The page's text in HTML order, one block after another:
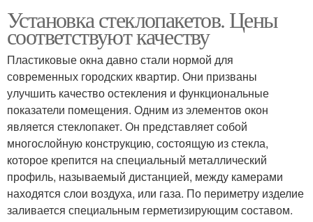
Установка стеклопакетов. Цены
соответствуют качеству
Пластиковые окна давно стали нормой для
современных городских квартир. Они призваны
улучшить качество остекления и функциональные
показатели помещения. Одним из элементов окон
является стеклопакет. Он представляет собой
многослойную конструкцию, состоящую из стекла,
которое крепится на специальный металлический
профиль, называемый дистанцией, между камерами
находятся слои воздуха, или газа. По периметру изделие
заливается специальным герметизирующим составом.